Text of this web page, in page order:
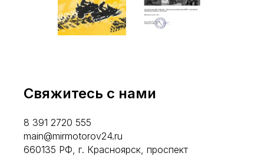
Свяжитесь с нами
8 391 2720 555
main@mirmotorov24.ru
660135 РФ, г. Красноярск, проспект